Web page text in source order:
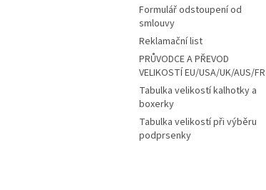
Formulář odstoupení od
smlouvy
Reklamační list
PRŮVODCE A PŘEVOD
VELIKOSTÍ EU/USA/UK/AUS/FR
Tabulka velikostí kalhotky a
boxerky
Tabulka velikostí při výběru
podprsenky